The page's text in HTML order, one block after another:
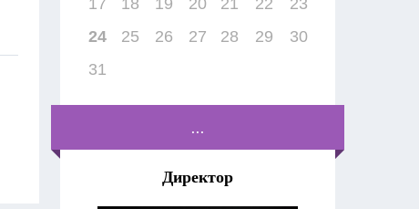
17
18 19 20 21 22
23
24
25 26 27 28 29
30
31
...
Директор